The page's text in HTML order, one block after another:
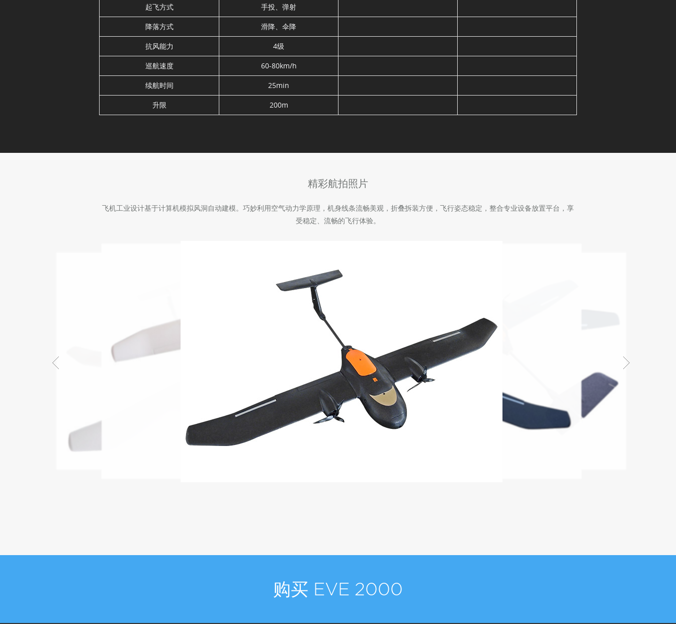
起飞方式 手投、弹射
降落方式 滑降、伞降
抗风能力 4级
巡航速度 60-80km/h
续航时间 25min
升限 200m
精彩航拍照片
飞机工业设计基于计算机模拟风洞自动建模。巧妙利用空气动力学原理，机身线条流畅美观，折叠拆装方便，飞行姿态稳定，整合专业设备放置平台，享
受稳定、流畅的飞行体验。
购买 EVE 2000